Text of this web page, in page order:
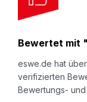
das Profil
Damit auch
sehr guter
und
Bewertet mit
eswe.de hat
verifizierten
Bewertungs-